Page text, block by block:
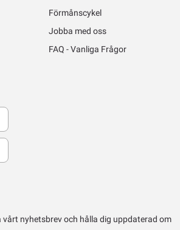
Förmånscykel
Jobba med oss
FAQ - Vanliga Frågor
nyhetsbrev och hålla dig uppdaterad om